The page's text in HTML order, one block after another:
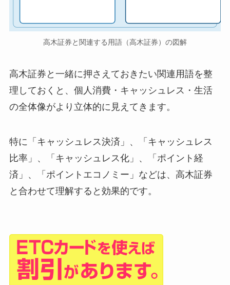
高木証券と関連する用語（高木証券）の図解
高木証券と一緒に押さえておきたい関連用語を整
理しておくと、個人消費・キャッシュレス・生活
の全体像がより立体的に見えてきます。
特に「キャッシュレス決済」、「キャッシュレス
比率」、「キャッシュレス化」、「ポイント経
済」、「ポイントエコノミー」などは、高木証券
と合わせて理解すると効果的です。